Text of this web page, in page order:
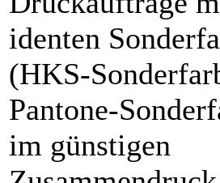
identen
(HKS-
Pantone-
im günstigen